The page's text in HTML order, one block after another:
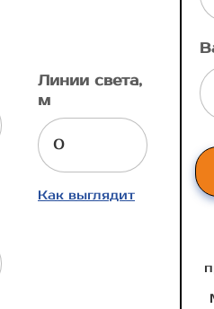
Линии света,
м
Как выглядит